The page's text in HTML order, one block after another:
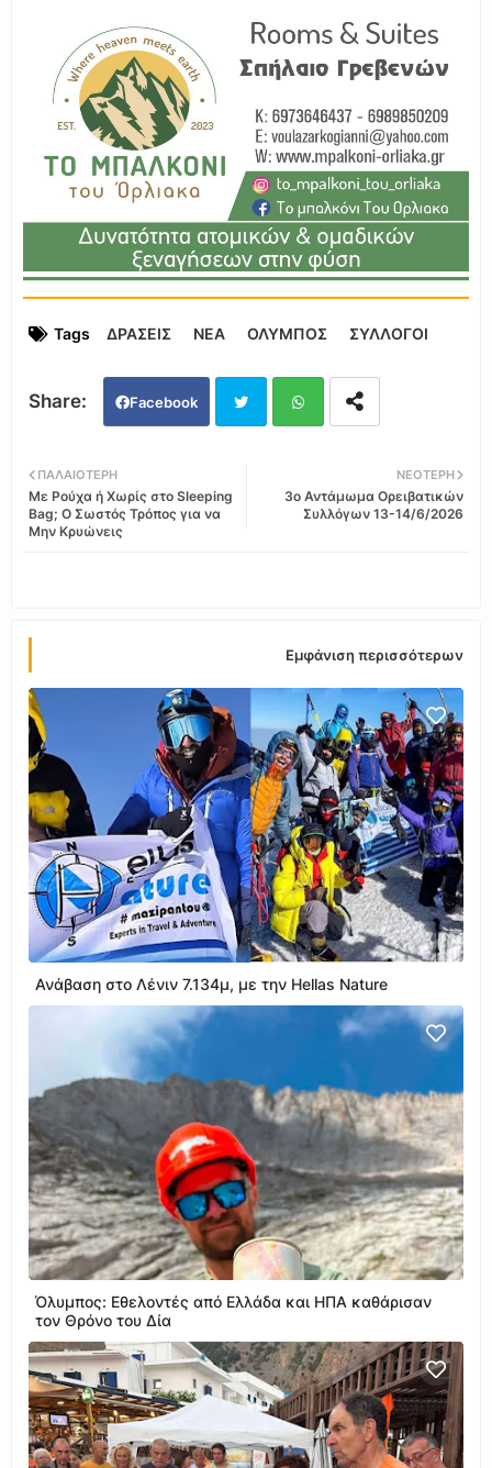
Tags ΔΡΑΣΕΙΣ ΝΕΑ ΟΛΥΜΠΟΣ ΣΥΛΛΟΓΟΙ
Facebook
tter ats
ΝΕΌΤΕΡΗ
3ο Αντάμωμα Ορειβατικών
Συλλόγων 13-14/6/2026
ΠΑΛΑΙΌΤΕΡΗ
Με Ρούχα ή Χωρίς στο Sleeping
Bag; Ο Σωστός Τρόπος για να
Μην Κρυώνεις
Εμφάνιση περισσότερων
Ανάβαση στο Λένιν 7.134μ, με την Hellas Nature
Όλυμπος: Εθελοντές από Ελλάδα και ΗΠΑ καθάρισαν
τον Θρόνο του Δία